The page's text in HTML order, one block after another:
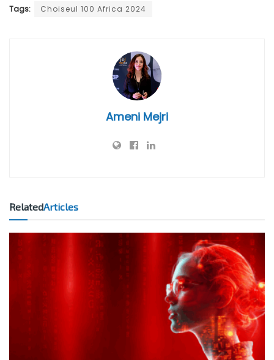
Tags: Choiseul 100 Africa 2024
Ameni Mejri
RelatedArticles